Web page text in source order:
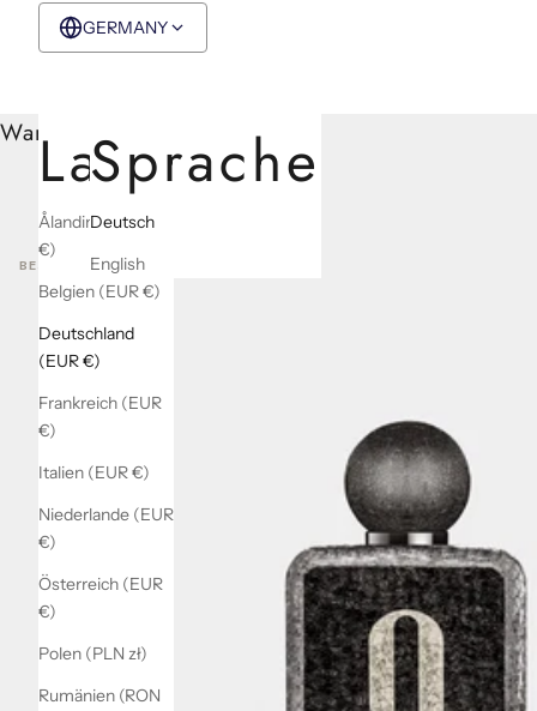
GERMANY
Land
Ålandinseln (EUR
€)
Belgien (EUR €)
Deutschland
(EUR €)
Frankreich (EUR
€)
Italien (EUR €)
Niederlande (EUR
€)
Österreich (EUR
€)
Polen (PLN zł)
Rumänien (RON
Sprache
Deutsch
English
Warenkorb
BEST SELLERS